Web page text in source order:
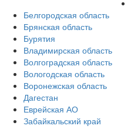
Белгородская область
Брянская область
Бурятия
Владимирская область
Волгоградская область
Вологодская область
Воронежская область
Дагестан
Еврейская АО
Забайкальский край